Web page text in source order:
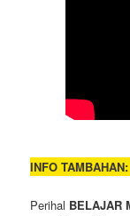
INFO TAMBAHAN:
Perihal BELAJAR